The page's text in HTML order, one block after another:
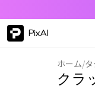
PixAI
ホーム/
クラ